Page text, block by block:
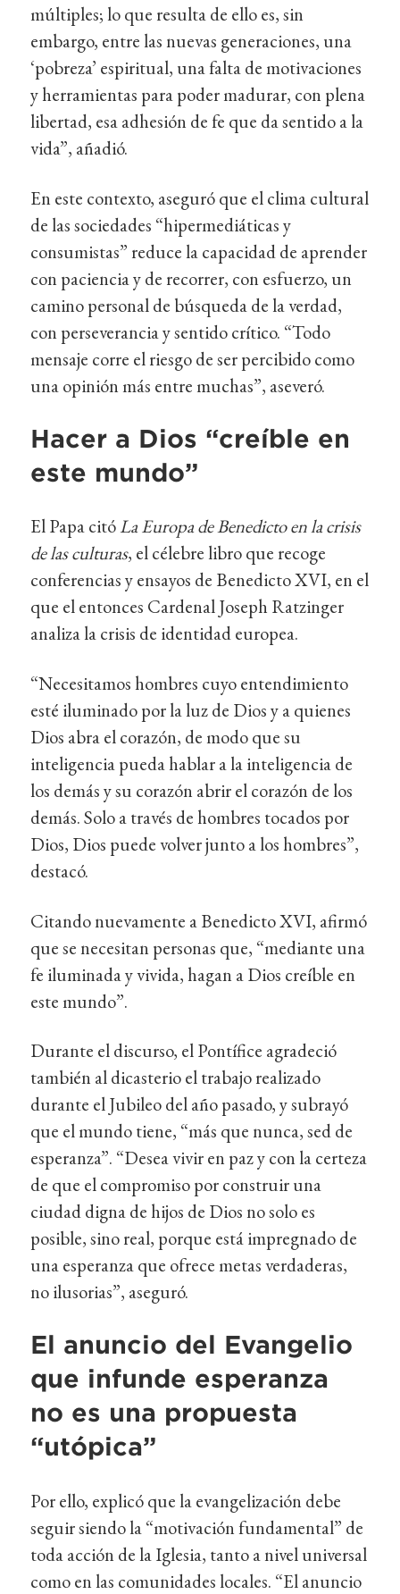
múltiples; lo que resulta de ello es, sin
embargo, entre las nuevas generaciones, una
‘pobreza’ espiritual, una falta de motivaciones
y herramientas para poder madurar, con plena
libertad, esa adhesión de fe que da sentido a la
vida”, añadió.
En este contexto, aseguró que el clima cultural
de las sociedades “hipermediáticas y
consumistas” reduce la capacidad de aprender
con paciencia y de recorrer, con esfuerzo, un
camino personal de búsqueda de la verdad,
con perseverancia y sentido crítico. “Todo
mensaje corre el riesgo de ser percibido como
una opinión más entre muchas”, aseveró.
Hacer a Dios “creíble en
este mundo”
El Papa citóLa Europa de Benedicto en la crisis
de las culturas, el célebre libro que recoge
conferencias y ensayos de Benedicto XVI, en el
que el entonces Cardenal Joseph Ratzinger
analiza la crisis de identidad europea.
“Necesitamos hombres cuyo entendimiento
esté iluminado por la luz de Dios y a quienes
Dios abra el corazón, de modo que su
inteligencia pueda hablar a la inteligencia de
los demás y su corazón abrir el corazón de los
demás. Solo a través de hombres tocados por
Dios, Dios puede volver junto a los hombres”,
destacó.
Citando nuevamente a Benedicto XVI, afirmó
que se necesitan personas que, “mediante una
fe iluminada y vivida, hagan a Dios creíble en
este mundo”.
Durante el discurso, el Pontífice agradeció
también al dicasterio el trabajo realizado
durante el Jubileo del año pasado, y subrayó
que el mundo tiene, “más que nunca, sed de
esperanza”. “Desea vivir en paz y con la certeza
de que el compromiso por construir una
ciudad digna de hijos de Dios no solo es
posible, sino real, porque está impregnado de
una esperanza que ofrece metas verdaderas,
no ilusorias”, aseguró.
El anuncio del Evangelio
que infunde esperanza
no es una propuesta
“utópica”
Por ello, explicó que la evangelización debe
seguir siendo la “motivación fundamental” de
toda acción de la Iglesia, tanto a nivel universal
como en las comunidades locales. “El anuncio